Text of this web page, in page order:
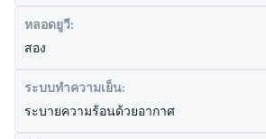
หลอดยูวี:
สอง
ระบบทำความเย็น:
ระบายความร้อนด้วยอากาศ